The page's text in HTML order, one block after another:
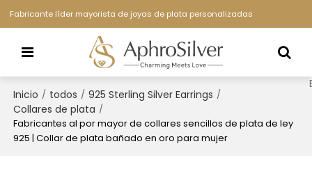
Fabricante líder mayorista de joyas de plata personalizadas
Inicio / todos / 925 Sterling Silver Earrings /
Collares de plata /
Fabricantes al por mayor de collares sencillos de plata de ley
925 | Collar de plata bañado en oro para mujer